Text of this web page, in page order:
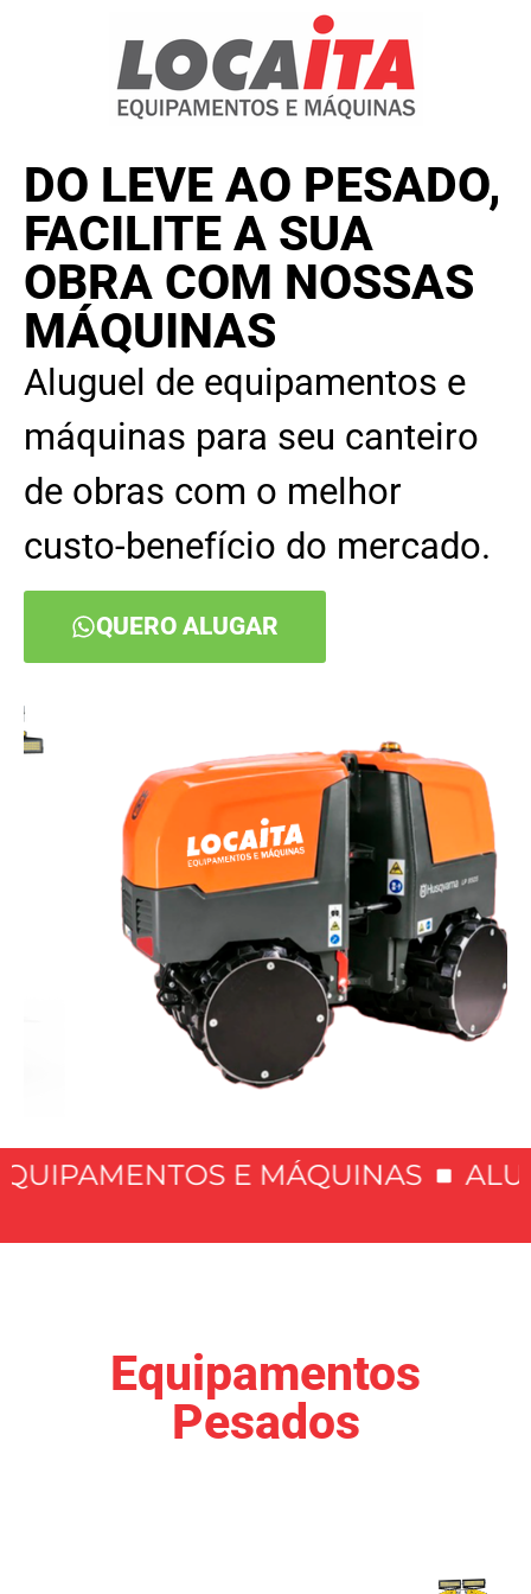
DO LEVE AO PESADO,
FACILITE A SUA
OBRA COM NOSSAS
MÁQUINAS
Aluguel de equipamentos e
máquinas para seu canteiro
de obras com o melhor
custo-benefício do mercado.
QUERO ALUGAR
E MÁQUINAS
Equipamentos
Pesados